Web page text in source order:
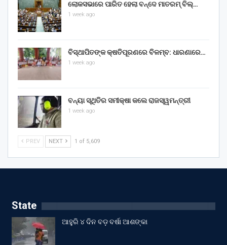
ଲୋକସଭାରେ ପାରିତ ହେଲା ବନ୍ଦେ ମାତରମ୍‌ ବିଲ୍‌…
1 week ago
ବିସ୍ଥାପିତଙ୍କ କ୍ଷତିପୂରଣରେ ବିଳମ୍ବ: ଧାରଣାରେ…
1 week ago
ବନ୍ୟା ସ୍ଥିତିର ସମୀକ୍ଷା କଲେ ରାଜସ୍ୱମନ୍ତ୍ରୀ
1 week ago
PREV NEXT 1 of 5,609
State
ଆହୁରି ୪ ଦିନ ବଡ଼ ବର୍ଷା ଆଶଙ୍କା